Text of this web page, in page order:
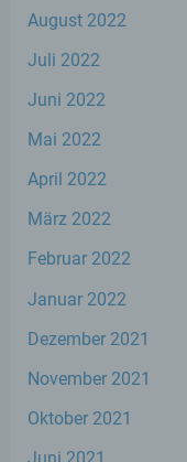
August 2022
Juli 2022
Juni 2022
Mai 2022
April 2022
März 2022
Februar 2022
Januar 2022
Dezember 2021
November 2021
Oktober 2021
oder
und Mittel
Sind die
das Recht